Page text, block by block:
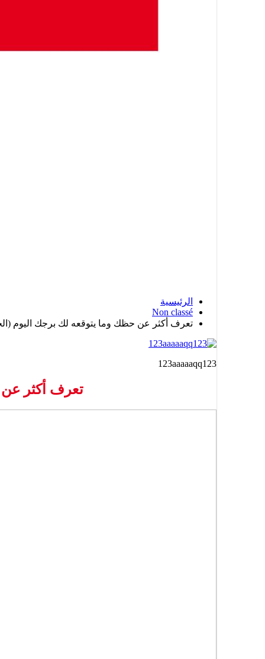
الرئيسية
Non classé
تعرف أكثر عن حظك وما يتوقعه لك برجك اليوم
123aaaaaqq123
تعرف أكثر